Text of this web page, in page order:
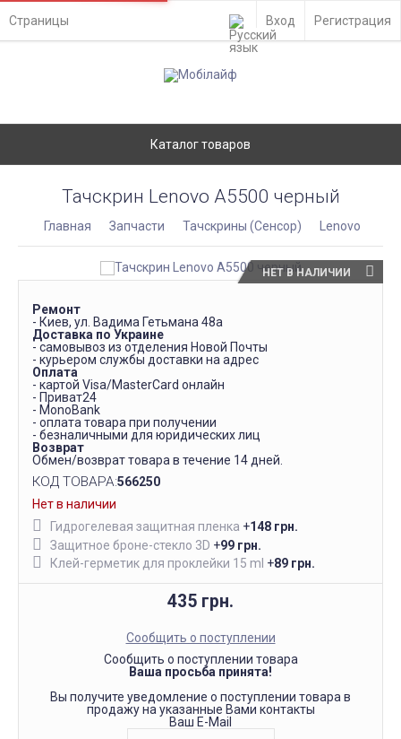
Страницы Вход Регистрация
Каталог товаров
Тачскрин Lenovo A5500 черный
Главная Запчасти Тачскрины (Сенсор) Lenovo
НЕТ В НАЛИЧИИ
Ремонт
- Киев, ул. Вадима Гетьмана 48а
Доставка по Украине
- самовывоз из отделения Новой Почты
- курьером службы доставки на адрес
Оплата
- картой Visa/MasterCard онлайн
- Приват24
- MonoBank
- оплата товара при получении
- безналичными для юридических лиц
Возврат
Обмен/возврат товара в течение 14 дней.
КОД ТОВАРА:566250
Нет в наличии
Гидрогелевая защитная пленка +148 грн.
Защитное броне-стекло 3D +99 грн.
Клей-герметик для проклейки 15 ml +89 грн.
435 грн.
Сообщить о поступлении
Сообщить о поступлении товара
Ваша просьба принята!
Вы получите уведомление о поступлении товара в
продажу на указанные Вами контакты
Ваш E-Mail